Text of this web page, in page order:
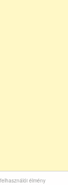
élmény